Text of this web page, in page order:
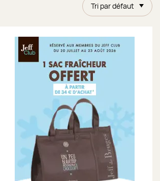
Tri par défaut